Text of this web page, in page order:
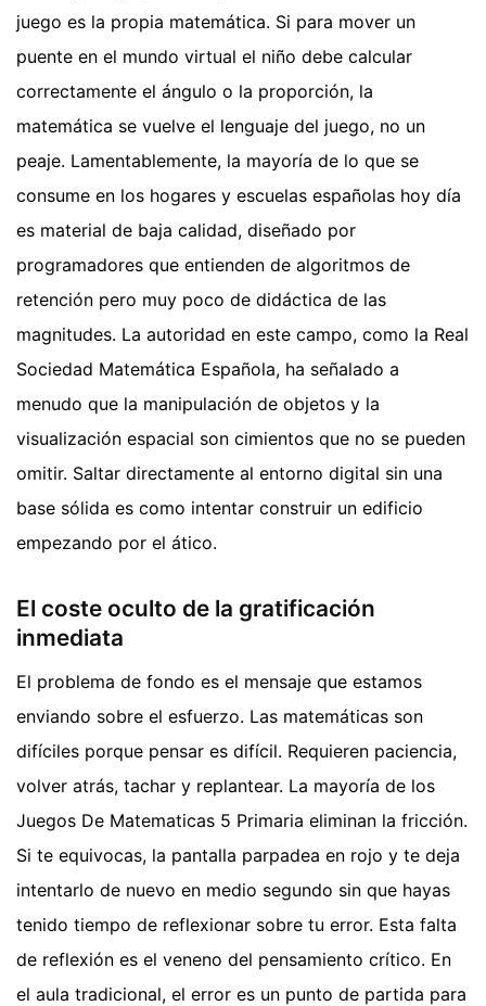
juego es la propia matemática. Si para mover un
puente en el mundo virtual el niño debe calcular
correctamente el ángulo o la proporción, la
matemática se vuelve el lenguaje del juego, no un
peaje. Lamentablemente, la mayoría de lo que se
consume en los hogares y escuelas españolas hoy día
es material de baja calidad, diseñado por
programadores que entienden de algoritmos de
retención pero muy poco de didáctica de las
magnitudes. La autoridad en este campo, como la Real
Sociedad Matemática Española, ha señalado a
menudo que la manipulación de objetos y la
visualización espacial son cimientos que no se pueden
omitir. Saltar directamente al entorno digital sin una
base sólida es como intentar construir un edificio
empezando por el ático.
El coste oculto de la gratificación
inmediata
El problema de fondo es el mensaje que estamos
enviando sobre el esfuerzo. Las matemáticas son
difíciles porque pensar es difícil. Requieren paciencia,
volver atrás, tachar y replantear. La mayoría de los
Juegos De Matematicas 5 Primaria eliminan la fricción.
Si te equivocas, la pantalla parpadea en rojo y te deja
intentarlo de nuevo en medio segundo sin que hayas
tenido tiempo de reflexionar sobre tu error. Esta falta
de reflexión es el veneno del pensamiento crítico. En
el aula tradicional, el error es un punto de partida para